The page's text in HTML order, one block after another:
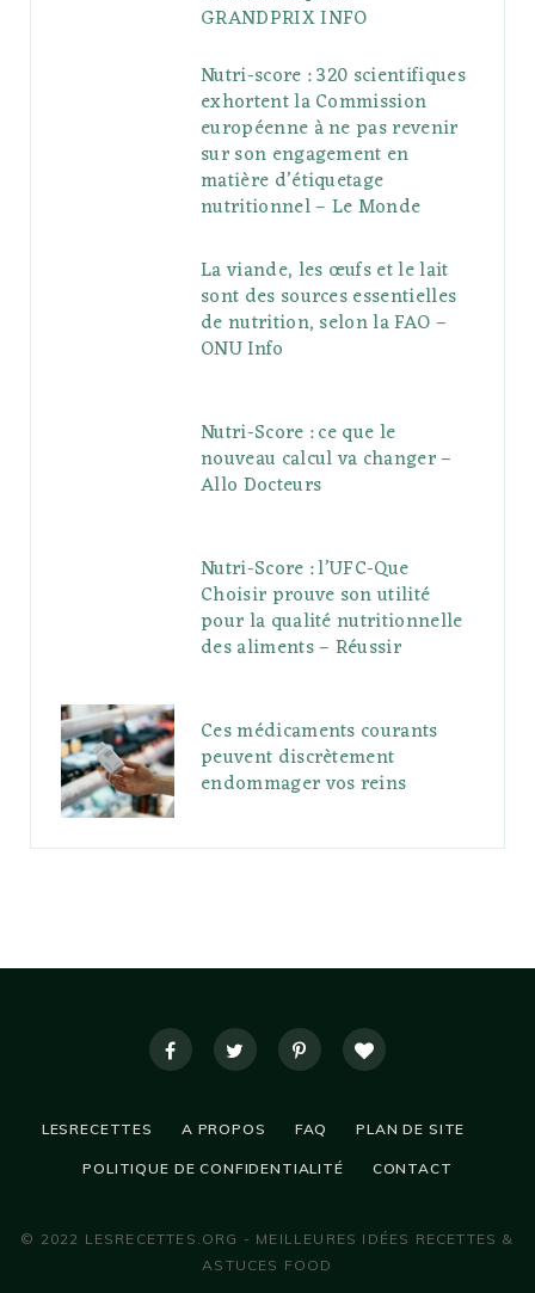
GRANDPRIX INFO
Nutri-score : 320 scientifiques
exhortent la Commission
européenne à ne pas revenir
sur son engagement en
matière d’étiquetage
nutritionnel – Le Monde
La viande, les œufs et le lait
sont des sources essentielles
de nutrition, selon la FAO –
ONU Info
Nutri-Score : ce que le
nouveau calcul va changer –
Allo Docteurs
Nutri-Score : l’UFC-Que
Choisir prouve son utilité
pour la qualité nutritionnelle
des aliments – Réussir
Ces médicaments courants
peuvent discrètement
endommager vos reins
LESRECETTES A PROPOS FAQ PLAN DE SITE
POLITIQUE DE CONFIDENTIALITÉ CONTACT
© 2022 LESRECETTES.ORG - MEILLEURES IDÉES RECETTES &
ASTUCES FOOD